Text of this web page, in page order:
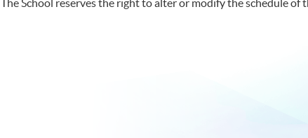
The School reserves the right to alter or modify the schedule of